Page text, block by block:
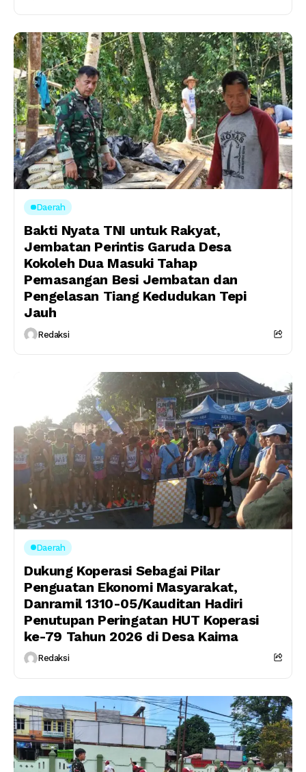
Daerah
Bakti Nyata TNI untuk Rakyat,
Jembatan Perintis Garuda Desa
Kokoleh Dua Masuki Tahap
Pemasangan Besi Jembatan dan
Pengelasan Tiang Kedudukan Tepi
Jauh
Redaksi
Daerah
Dukung Koperasi Sebagai Pilar
Penguatan Ekonomi Masyarakat,
Danramil 1310-05/Kauditan Hadiri
Penutupan Peringatan HUT Koperasi
ke-79 Tahun 2026 di Desa Kaima
Redaksi